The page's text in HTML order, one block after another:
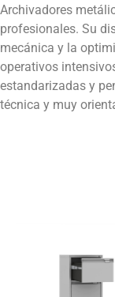
Archivadores
profesionales. Su
mecánica y la
operativos
estandarizadas y
técnica y muy